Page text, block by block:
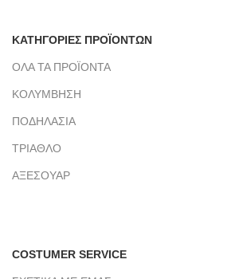
ΚΑΤΗΓΟΡΙΕΣ ΠΡΟΪΟΝΤΩΝ
ΟΛΑ ΤΑ ΠΡΟΪΟΝΤΑ
ΚΟΛΥΜΒΗΣΗ
ΠΟΔΗΛΑΣΙΑ
ΤΡΙΑΘΛΟ
ΑΞΕΣΟΥΑΡ
COSTUMER SERVICE